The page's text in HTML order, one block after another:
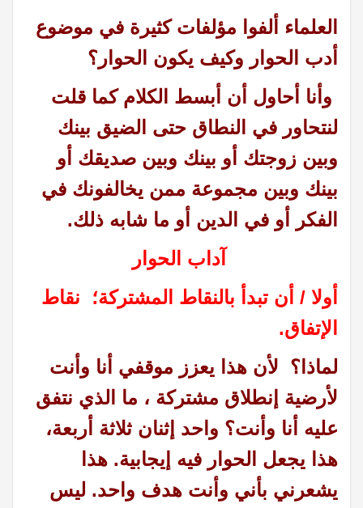
العلماء ألفوا مؤلفات كثيرة في موضوع
أدب الحوار وكيف يكون الحوار؟
وأنا أحاول أن أبسط الكلام كما قلت
لنتحاور في النطاق حتى الضيق بينك
وبين زوجتك أو بينك وبين صديقك أو
بينك وبين مجموعة ممن يخالفونك في
الفكر أو في الدين أو ما شابه ذلك.
آداب الحوار
أولا / أن تبدأ بالنقاط المشتركة؛ نقاط
الإتفاق.
لماذا؟ لأن هذا يعزز موقفي أنا وأنت
لأرضية إنطلاق مشتركة ، ما الذي نتفق
عليه أنا وأنت؟ واحد إثنان ثلاثة أربعة،
هذا يجعل الحوار فيه إيجابية. هذا
يشعرني بأني وأنت هدف واحد. ليس